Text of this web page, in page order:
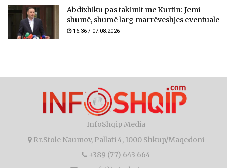
Abdixhiku pas takimit me Kurtin: Jemi
shumë, shumë larg marrëveshjes eventuale
16:36 / 07.08.2026
InfoShqip Media
Rr.Stole Naumov, Pallati 4, 1000 Shkup/Maqedoni
+389 (77) 643 664